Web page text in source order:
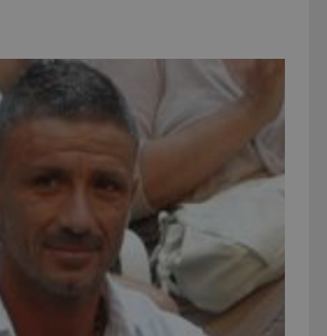
dell'account. Il sito Web
correttamente senza i
necessari.
Provider /Dominio
PHP.net
www.latuacasainsardegna.com
Sessione